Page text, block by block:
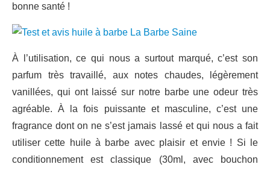
bonne santé !
À l’utilisation, ce qui nous a surtout marqué, c’est son
parfum très travaillé, aux notes chaudes, légèrement
vanillées, qui ont laissé sur notre barbe une odeur très
agréable. À la fois puissante et masculine, c’est une
fragrance dont on ne s’est jamais lassé et qui nous a fait
utiliser cette huile à barbe avec plaisir et envie ! Si le
conditionnement est classique (30ml, avec bouchon